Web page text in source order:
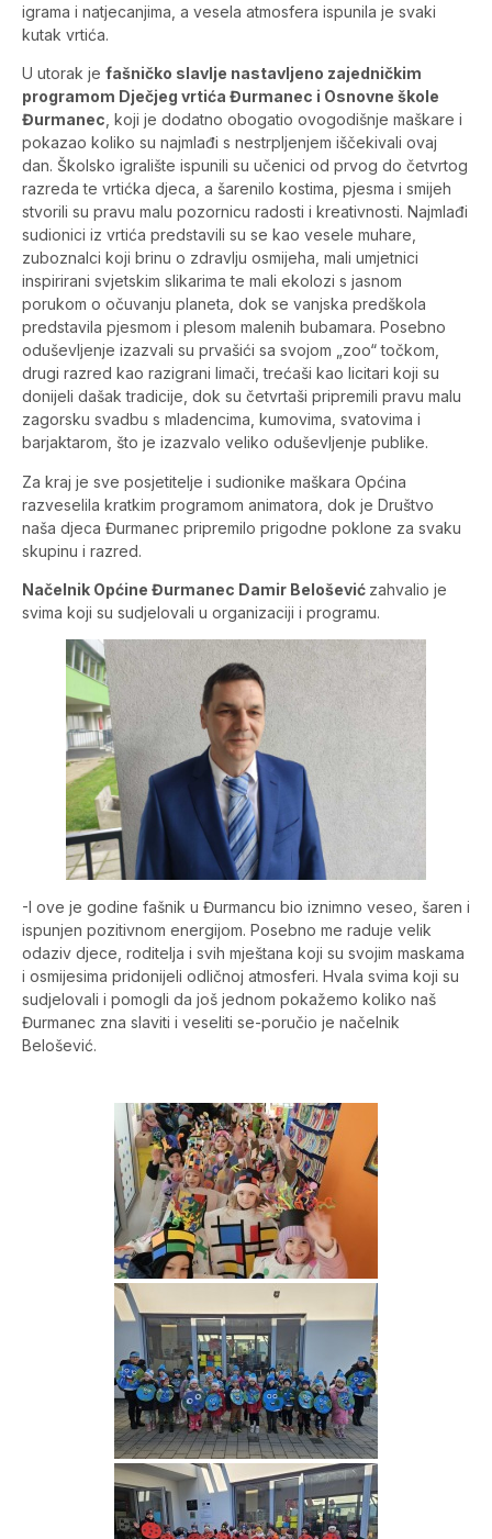
igrama i natjecanjima, a vesela atmosfera ispunila je svaki
kutak vrtića.
U utorak je fašničko slavlje nastavljeno zajedničkim
programom Dječjeg vrtića Đurmanec i Osnovne škole
Đurmanec , koji je dodatno obogatio ovogodišnje maškare i
pokazao koliko su najmlađi s nestrpljenjem iščekivali ovaj
dan. Školsko igralište ispunili su učenici od prvog do četvrtog
razreda te vrtićka djeca, a šarenilo kostima, pjesma i smijeh
stvorili su pravu malu pozornicu radosti i kreativnosti. Najmlađi
sudionici iz vrtića predstavili su se kao vesele muhare,
zuboznalci koji brinu o zdravlju osmijeha, mali umjetnici
inspirirani svjetskim slikarima te mali ekolozi s jasnom
porukom o očuvanju planeta, dok se vanjska predškola
predstavila pjesmom i plesom malenih bubamara. Posebno
oduševljenje izazvali su prvašići sa svojom „zoo“ točkom,
drugi razred kao razigrani limači, trećaši kao licitari koji su
donijeli dašak tradicije, dok su četvrtaši pripremili pravu malu
zagorsku svadbu s mladencima, kumovima, svatovima i
barjaktarom, što je izazvalo veliko oduševljenje publike.
Za kraj je sve posjetitelje i sudionike maškara Općina
razveselila kratkim programom animatora, dok je Društvo
naša djeca Đurmanec pripremilo prigodne poklone za svaku
skupinu i razred.
Načelnik Općine Đurmanec Damir Belošević zahvalio je
svima koji su sudjelovali u organizaciji i programu.
-I ove je godine fašnik u Đurmancu bio iznimno veseo, šaren i
ispunjen pozitivnom energijom. Posebno me raduje velik
odaziv djece, roditelja i svih mještana koji su svojim maskama
i osmijesima pridonijeli odličnoj atmosferi. Hvala svima koji su
sudjelovali i pomogli da još jednom pokažemo koliko naš
Đurmanec zna slaviti i veseliti se-poručio je načelnik
Belošević.